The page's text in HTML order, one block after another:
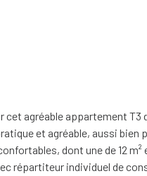
agréable appartement
et agréable, aussi
dont une de 12
répartiteur individuel de